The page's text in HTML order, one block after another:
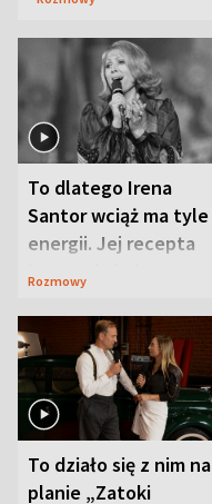
To dlatego Irena
Santor wciąż ma tyle
energii. Jej recepta
jest zaskakująco
Rozmowy
To działo się z nim na
planie „Zatoki